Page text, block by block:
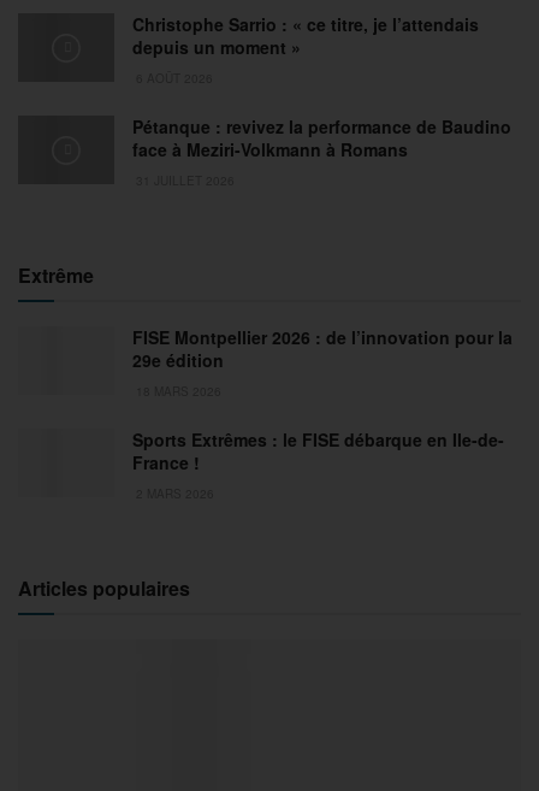
Christophe Sarrio : « ce titre, je l’attendais
depuis un moment »
Pétanque : revivez la performance de Baudino
face à Meziri-Volkmann à Romans
Extrême
FISE Montpellier 2026 : de l’innovation pour la
29e édition
Sports Extrêmes : le FISE débarque en Ile-de-
France !
Articles populaires